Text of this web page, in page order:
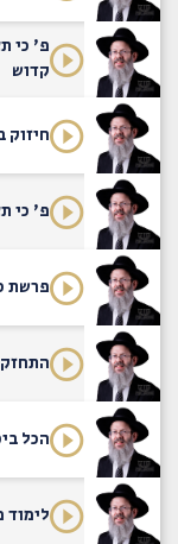
פ' כי
קדוש
חיזוק
פ' כי
פרשת
הכל
לימוד